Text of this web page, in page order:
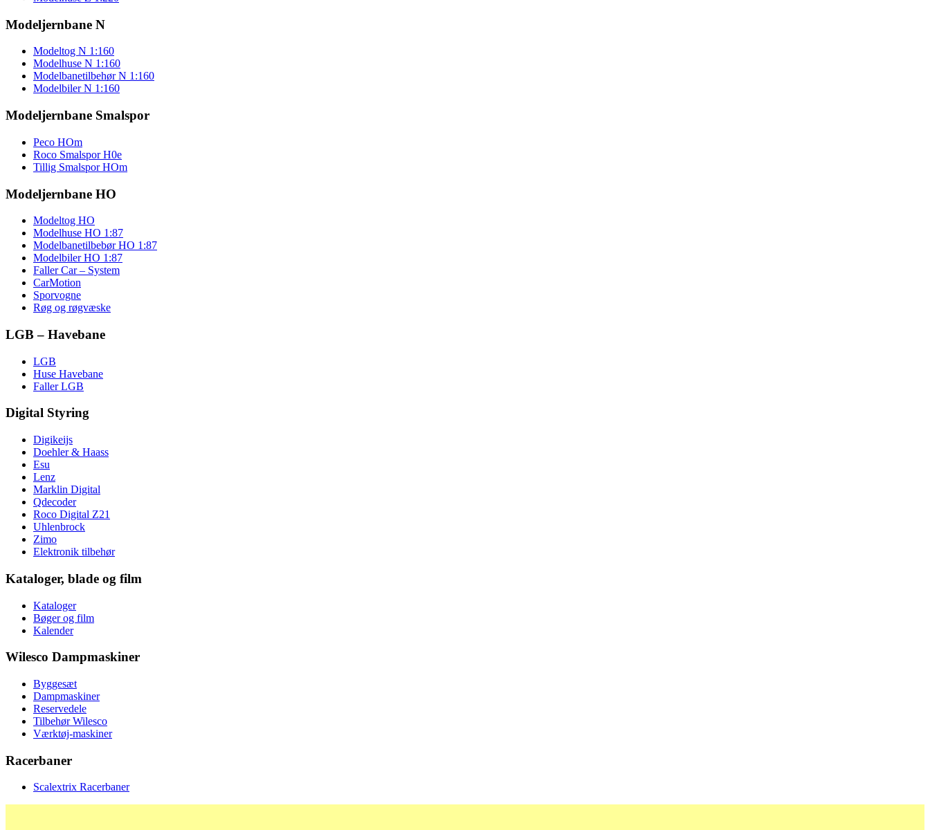
Modeljernbane N
Modeltog N 1:160
Modelhuse N 1:160
Modelbanetilbehør N 1:160
Modelbiler N 1:160
Modeljernbane Smalspor
Peco HOm
Roco Smalspor H0e
Tillig Smalspor HOm
Modeljernbane HO
Modeltog HO
Modelhuse HO 1:87
Modelbanetilbebør HO 1:87
Modelbiler HO 1:87
Faller Car – System
CarMotion
Sporvogne
Røg og røgvæske
LGB – Havebane
LGB
Huse Havebane
Faller LGB
Digital Styring
Digikeijs
Doehler & Haass
Esu
Lenz
Marklin Digital
Qdecoder
Roco Digital Z21
Uhlenbrock
Zimo
Elektronik tilbehør
Kataloger, blade og film
Kataloger
Bøger og film
Kalender
Wilesco Dampmaskiner
Byggesæt
Dampmaskiner
Reservedele
Tilbehør Wilesco
Værktøj-maskiner
Racerbaner
Scalextrix Racerbaner